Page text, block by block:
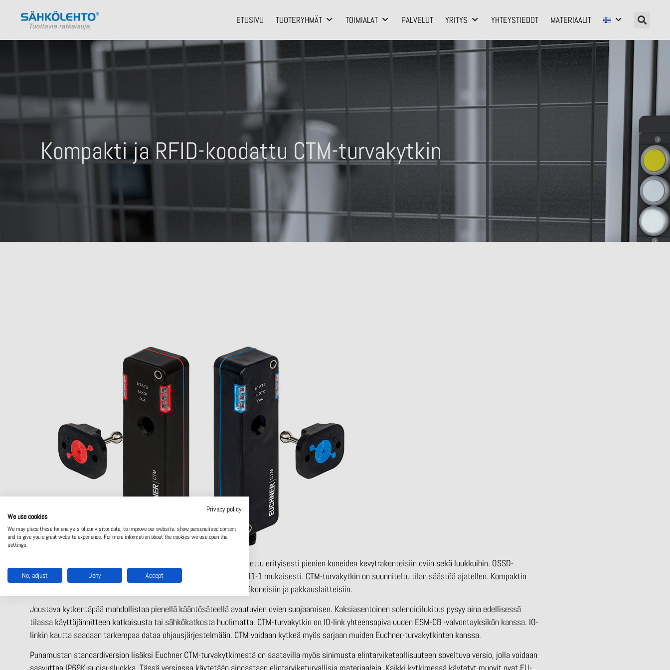
ETUSIVU TUOTERYHMÄT TOIMIALAT PALVELUT YRITYS YHTEYSTIEDOT MATERIAALIT
Kompakti ja RFID-koodattu CTM-turvakytkin
Euchnerin pienikokoisin RFID-koodattu CTM-turvakytkin on tarkoitettu erityisesti pienien koneiden kevytrakenteisiin oviin sekä luukkuihin. OSSD-
lähtöinen turvakytkin kattaa PL e-tason vaatimukset EN ISO 13841-1 mukaisesti. CTM-turvakytkin on suunniteltu tilan säästöä ajatellen. Kompaktin
kokonsa (120 x 36 x 25mm) ansiosta CTM sopii erityisesti työstökoneisiin ja pakkauslaitteisiin.
Joustava kytkentäpää mahdollistaa pienellä kääntösäteellä avautuvien ovien suojaamisen. Kaksiasentoinen solenoidilukitus pysyy aina edellisessä
tilassa käyttöjännitteen katkaisusta tai sähkökatkosta huolimatta. CTM-turvakytkin on IO-link yhteensopiva uuden ESM-CB -valvontayksikön kanssa. IO-
linkin kautta saadaan tarkempaa dataa ohjausjärjestelmään. CTM voidaan kytkeä myös sarjaan muiden Euchner-turvakytkinten kanssa.
Punamustan standardiversion lisäksi Euchner CTM-turvakytkimestä on saatavilla myös sinimusta elintarviketeollisuuteen soveltuva versio, jolla voidaan
Privacy policy
We use cookies
We may place these for analysis of our visitor data, to improve our website, show personalised content
and to give you a great website experience. For more information about the cookies we use open the
settings.
No, adjust Deny Accept